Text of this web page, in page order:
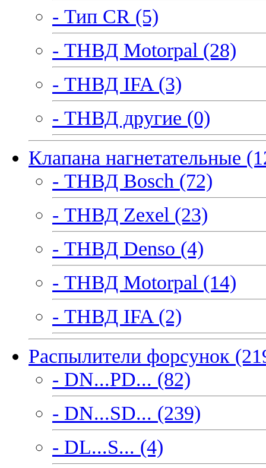
- Тип CR (5)
- ТНВД Motorpal (28)
- ТНВД IFA (3)
- ТНВД другие (0)
Клапана нагнетательные
- ТНВД Bosch (72)
- ТНВД Zexel (23)
- ТНВД Denso (4)
- ТНВД Motorpal (14)
- ТНВД IFA (2)
Распылители форсунок
- DN...PD... (82)
- DN...SD... (239)
- DL...S... (4)